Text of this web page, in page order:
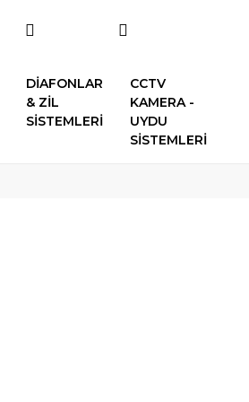
DİAFONLAR
& ZİL
SİSTEMLERİ
CCTV
KAMERA -
UYDU
SİSTEMLERİ